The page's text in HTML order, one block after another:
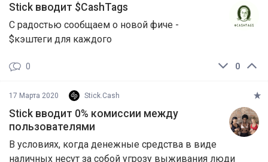
Stick вводит $CashTags
С радостью сообщаем о новой фиче -
$кэштеги для каждого
0
0
17 Марта 2020 Stick.Cash
Stick вводит 0% комиссии между
пользователями
В условиях, когда денежные средства в виде
наличных несут за собой угрозу выживания люди